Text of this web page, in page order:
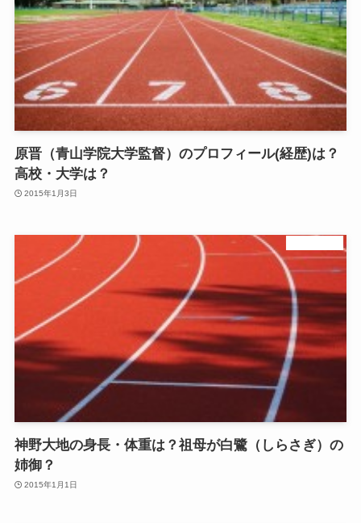
原晋（青山学院大学監督）のプロフィール(経歴)は？
高校・大学は？
2015年1月3日
神野大地の身長・体重は？祖母が白鷺（しらさぎ）の
姉御？
2015年1月1日